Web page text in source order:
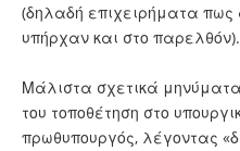
(δηλαδή επιχειρήματα
υπήρχαν και στο παρελθόν).
Μάλιστα σχετικά
του τοποθέτηση στο
πρωθυπουργός, λέγοντας